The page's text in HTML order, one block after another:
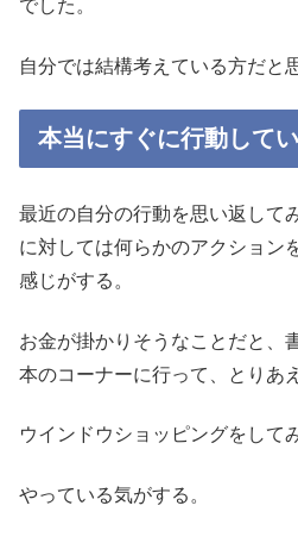
でした。
自分では結構考えている方だ
本当にすぐに行動して
最近の自分の行動を思い返して
に対しては何らかのアクション
感じがする。
お金が掛かりそうなことだと、
本のコーナーに行って、とりあ
ウインドウショッピングをして
やっている気がする。